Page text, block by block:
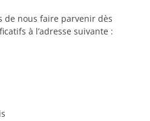
de nous faire parvenir dès
à l’adresse suivante :